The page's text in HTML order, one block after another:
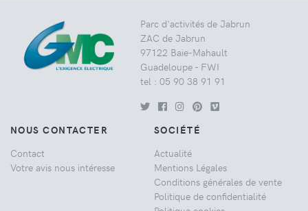
Parc d'activités de Jabrun
ZAC de Jabrun
97122 Baie-Mahault
Guadeloupe - FWI
tel : 05 90 38 91 91
NOUS CONTACTER
Contact
Votre avis nous intéresse
SOCIÉTÉ
Actualité
Mentions Légales
Conditions générales de vente
Politique de confidentialité